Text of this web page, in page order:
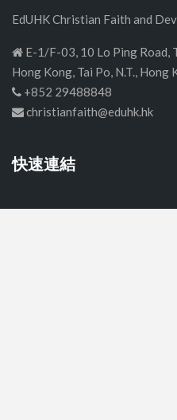
EdUHK Christian Faith and
E-1/F-03, 10 Lo Ping Road,
Hong Kong, Tai Po, N.T., Hong
+852 29488848
christianfaith@eduhk.hk
快速連結